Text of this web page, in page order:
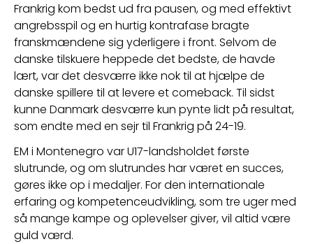
Frankrig kom bedst ud fra pausen, og med effektivt
angrebsspil og en hurtig kontrafase bragte
franskmændene sig yderligere i front. Selvom de
danske tilskuere heppede det bedste, de havde
lært, var det desværre ikke nok til at hjælpe de
danske spillere til at levere et comeback. Til sidst
kunne Danmark desværre kun pynte lidt på resultat,
som endte med en sejr til Frankrig på 24-19.
EM i Montenegro var U17-landsholdet første
slutrunde, og om slutrundes har været en succes,
gøres ikke op i medaljer. For den internationale
erfaring og kompetenceudvikling, som tre uger med
så mange kampe og oplevelser giver, vil altid være
guld værd.